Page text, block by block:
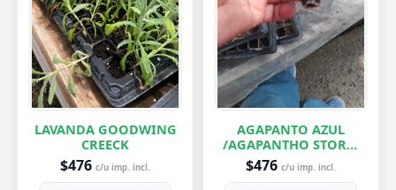
LAVANDA GOODWING
CREECK
$476 c/u imp. incl.
AGAPANTO AZUL
/AGAPANTHO STORM
CLOUD
$476 c/u imp. incl.